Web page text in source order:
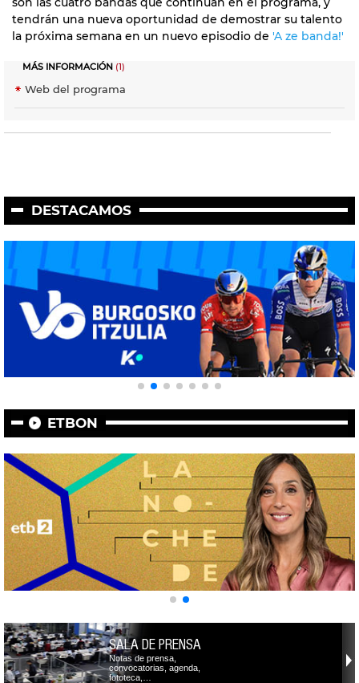
tendrán una nueva oportunidad de demostrar su talento
la próxima semana en un nuevo episodio de 'A ze banda!'
MÁS INFORMACIÓN (1)
Web del programa
DESTACAMOS
ETBON
SALA DE PRENSA
Notas de prensa,
convocatorias, agenda,
fototeca,…